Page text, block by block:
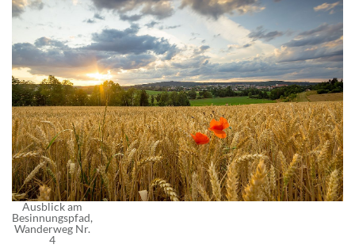
Ausblick am
Besinnungspfad,
Wanderweg Nr.
4